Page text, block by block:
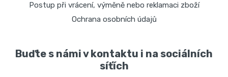
Postup při vrácení, výměně nebo reklamaci zboží
Ochrana osobních údajů
Buďte s námi v kontaktu i na sociálních
síťích